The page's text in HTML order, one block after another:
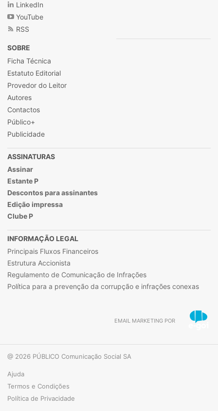
LinkedIn
YouTube
RSS
SOBRE
Ficha Técnica
Estatuto Editorial
Provedor do Leitor
Autores
Contactos
Público+
Publicidade
ASSINATURAS
Assinar
Estante P
Descontos para assinantes
Edição impressa
Clube P
INFORMAÇÃO LEGAL
Principais Fluxos Financeiros
Estrutura Accionista
Regulamento de Comunicação de Infrações
Política para a prevenção da corrupção e infrações conexas
EMAIL MARKETING POR
@ 2026 PÚBLICO Comunicação Social SA
Ajuda
Termos e Condições
Política de Privacidade